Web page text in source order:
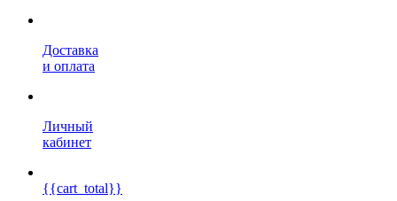
Доставка
и оплата
Личный
кабинет
{{cart_total}}